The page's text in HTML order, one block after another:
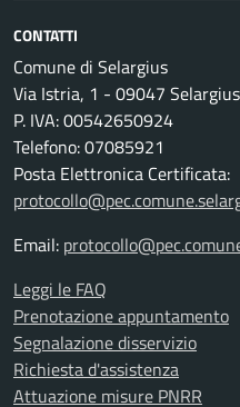
CONTATTI
Comune di Selargius
Via Istria, 1 - 09047 Selargius
P. IVA: 00542650924
Telefono: 07085921
Posta Elettronica Certificata:
Email:
Leggi le FAQ
Prenotazione appuntamento
Segnalazione disservizio
Richiesta d'assistenza
Attuazione misure PNRR